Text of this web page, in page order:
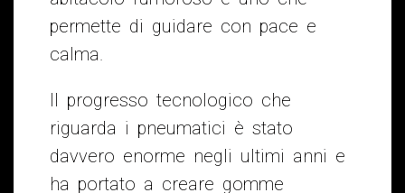
permette di guidare con pace e
calma.
Il progresso tecnologico che
riguarda i pneumatici è stato
davvero enorme negli ultimi anni e
ha portato a creare gomme